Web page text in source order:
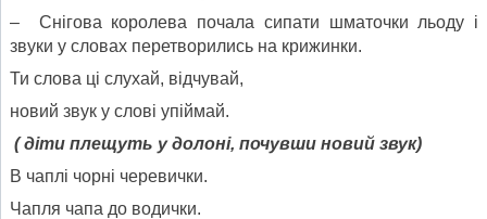
– Снігова королева почала сипати шматочки льоду і
звуки у словах перетворились на крижинки.
Ти слова ці слухай, відчувай,
новий звук у слові упіймай.
( діти плещуть у долоні, почувши новий звук)
В чаплі чорні черевички.
Чапля чапа до водички.